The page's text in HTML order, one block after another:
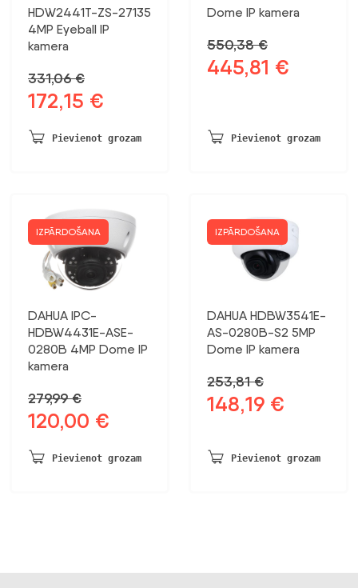
HDW2441T-ZS-27135
4MP Eyeball IP
kamera
331,06€
Sākotnējā
bija:
172,15 €
ir:
Pievienot grozam
Dome IP kamera
550,38€
Sākotnējā
445,81 €
Pievienot grozam
IZPĀRDOŠANA
DAHUA IPC-
HDBW4431E-ASE-
0280B 4MP Dome IP
kamera
279,99€
Sākotnējā
bija:
120,00 €
ir:
Pievienot grozam
IZPĀRDOŠANA
DAHUA HDBW3541E-
AS-0280B-S2 5MP
Dome IP kamera
253,81€
Sākotnējā
253,81 €.
148,19 €
148,19 €.
Pievienot grozam